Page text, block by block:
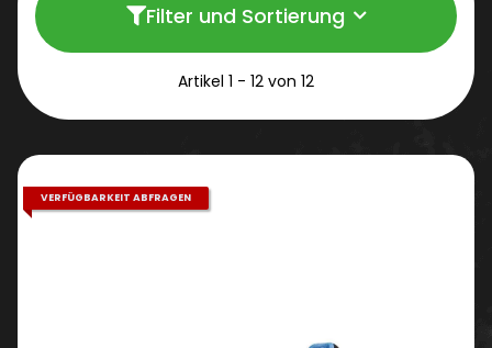
Filter und Sortierung
Artikel 1 - 12 von 12
VERFÜGBARKEIT ABFRAGEN